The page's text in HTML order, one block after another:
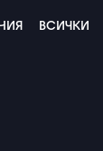
ВСИЧКИ